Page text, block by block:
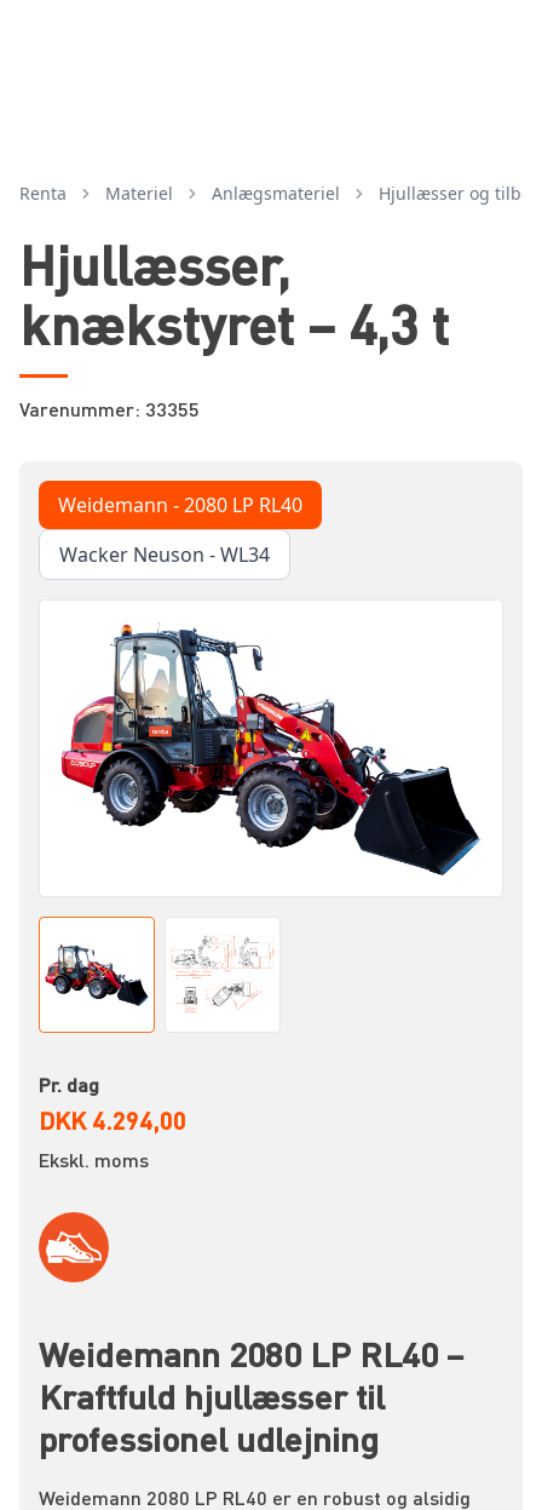
Renta Materiel anlægsmateriel hjullæsser og
Hjullæsser,
knækstyret – 4,3 t
Varenummer: 33355
Weidemann - 2080 LP RL40
Wacker Neuson - WL34
Pr. dag
DKK 4.294,00
Ekskl. moms
Weidemann 2080 LP RL40 –
Kraftfuld hjullæsser til
professionel udlejning
Weidemann 2080 LP RL40 er en robust og alsidig